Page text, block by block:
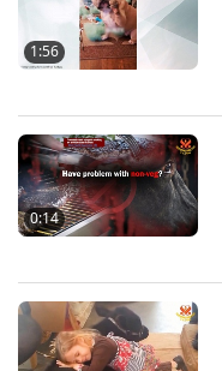
2:13
1:46
1:56
0:14